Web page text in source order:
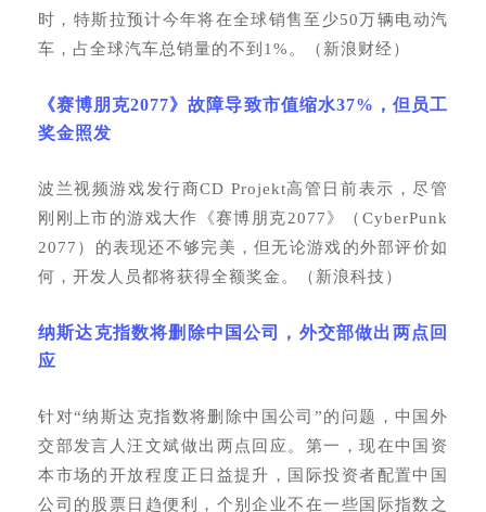
时，特斯拉预计今年将在全球销售至少50万辆电动汽
车，占全球汽车总销量的不到1%。（新浪财经）
《赛博朋克2077》故障导致市值缩水37%，但员工
奖金照发
波兰视频游戏发行商CD Projekt高管日前表示，尽管
刚刚上市的游戏大作《赛博朋克2077》（CyberPunk
2077）的表现还不够完美，但无论游戏的外部评价如
何，开发人员都将获得全额奖金。（新浪科技）
纳斯达克指数将删除中国公司，外交部做出两点回
应
针对“纳斯达克指数将删除中国公司”的问题，中国外
交部发言人汪文斌做出两点回应。第一，现在中国资
本市场的开放程度正日益提升，国际投资者配置中国
公司的股票日趋便利，个别企业不在一些国际指数之